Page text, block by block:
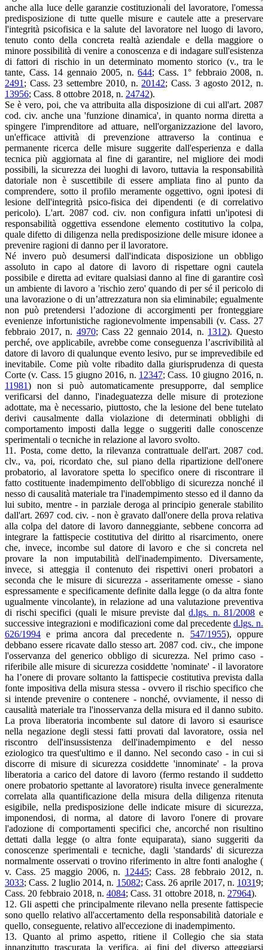
anche alla luce delle garanzie costituzionali del lavoratore, l'omessa
predisposizione di tutte quelle misure e cautele atte a preservare
l'integrità psicofisica e la salute del lavoratore nel luogo di lavoro,
tenuto conto della concreta realtà aziendale e della maggiore o
minore possibilità di venire a conoscenza e di indagare sull'esistenza
di fattori di rischio in un determinato momento storico (v., tra le
tante, Cass. 14 gennaio 2005, n.644; Cass. 1° febbraio 2008, n.
2491 ; Cass. 23 settembre 2010, n. 20142; Cass. 3 agosto 2012, n.
13956; Cass. 8 ottobre 2018, n. 24742).
Se è vero, poi, che va attribuita alla disposizione di cui all'art. 2087
cod. civ. anche una 'funzione dinamica', in quanto norma diretta a
spingere l'imprenditore ad attuare, nell'organizzazione del lavoro,
un'efficace attività di prevenzione attraverso la continua e
permanente ricerca delle misure suggerite dall'esperienza e dalla
tecnica più aggiornata al fine di garantire, nel migliore dei modi
possibili, la sicurezza dei luoghi di lavoro, tuttavia la responsabilità
datoriale non è suscettibile di essere ampliata fino al punto da
comprendere, sotto il profilo meramente oggettivo, ogni ipotesi di
lesione dell'integrità psico-fisica dei dipendenti (e di correlativo
pericolo). L'art. 2087 cod. civ. non configura infatti un'ipotesi di
responsabilità oggettiva essendone elemento costitutivo la colpa,
quale difetto di diligenza nella predisposizione delle misure idonee a
prevenire ragioni di danno per il lavoratore.
Né invero può desumersi dall'indicata disposizione un obbligo
assoluto in capo al datore di lavoro di rispettare ogni cautela
possibile e diretta ad evitare qualsiasi danno al fine di garantire così
un ambiente di lavoro a 'rischio zero' quando di per sé il pericolo di
una lavorazione o di un’attrezzatura non sia eliminabile; egualmente
non può pretendersi l’adozione di accorgimenti per fronteggiare
evenienze infortunistiche ragionevolmente impensabili (v. Cass. 27
febbraio 2017, n. 4970; Cass 22 gennaio 2014, n. 1312). Questo
perché, ove applicabile, avrebbe come conseguenza l’ascrivibilità al
datore di lavoro di qualunque evento lesivo, pur se imprevedibile ed
inevitabile. Come più volte ribadito dalla giurisprudenza di questa
Corte (v. Cass. 15 giugno 2016, n. 12347; Cass. 10 giugno 2016, n.
11981) non si può automaticamente presupporre, dal semplice
verificarsi del danno, l'inadeguatezza delle misure di protezione
adottate, ma è necessario, piuttosto, che la lesione del bene tutelato
derivi causalmente dalla violazione di determinati obblighi di
comportamento imposti dalla legge o suggeriti dalle conoscenze
sperimentali o tecniche in relazione al lavoro svolto.
11. Posta, come detto, la rilevanza contrattuale dell'art. 2087 cod.
clv., va, poi, ricordato che, sul piano della ripartizione dell'onere
probatorio, al lavoratore spetta lo specifico onere di riscontrare il
fatto costituente inadempimento dell'obbligo di sicurezza nonché il
nesso di causalità materiale tra l'inadempimento stesso ed il danno da
lui subito, mentre - in parziale deroga al principio generale stabilito
dall'art. 2697 cod. civ. - non è gravato dall'onere della prova relativa
alla colpa del datore di lavoro danneggiante, sebbene concorra ad
integrare la fattispecie costitutiva del diritto al risarcimento, onere
che, invece, incombe sul datore di lavoro e che si concreta nel
provare la non imputabilità dell'inadempimento. Diversamente,
invece, si atteggia il contenuto dei rispettivi oneri probatori a
seconda che le misure di sicurezza - asseritamente omesse - siano
espressamente e specificamente definite dalla legge (o da altra fonte
ugualmente vincolante), in relazione ad una valutazione preventiva
di rischi specifici (quali le misure previste dald.lgs. n. 81/2008 e
successive integrazioni e modificazioni come dal precedente d.lgs. n.
626/1994 e prima ancora dal precedente n. 547/1955), oppure
debbano essere ricavate dallo stesso art. 2087 cod. civ., che impone
l'osservanza del generico obbligo di sicurezza. Nel primo caso -
riferibile alle misure di sicurezza cosiddette 'nominate' - il lavoratore
ha l’onere di provare soltanto la fattispecie costitutiva prevista dalla
fonte impositiva della misura stessa - ovvero il rischio specifico che
si intende prevenire o contenere - nonché, ovviamente, il nesso di
causalità materiale tra l'inosservanza della misura ed il danno subito.
La prova liberatoria incombente sul datore di lavoro si esaurisce
nella negazione degli stessi fatti provati dal lavoratore, ossia nel
riscontro dell'insussistenza dell'inadempimento e del nesso
eziologico tra quest'ultimo e il danno. Nel secondo caso - in cui si
discorre di misure di sicurezza cosiddette 'innominate' - la prova
liberatoria a carico del datore di lavoro (fermo restando il suddetto
onere probatorio spettante al lavoratore) risulta invece generalmente
correlata alla quantificazione della misura della diligenza ritenuta
esigibile, nella predisposizione delle indicate misure di sicurezza,
imponendosi, di norma, al datore di lavoro l'onere di provare
l'adozione di comportamenti specifici che, ancorché non risultino
dettati dalla legge (o altra fonte equiparata), siano suggeriti da
conoscenze sperimentali e tecniche, dagli 'standards' di sicurezza
normalmente osservati o trovino riferimento in altre fonti analoghe (
v. Cass. 25 maggio 2006, n. 12445; Cass. 28 febbraio 2012, n.
3033; Cass. 2 luglio 2014, n. 15082; Cass. 26 aprile 2017, n. 10319;
Cass. 20 febbraio 2018, n. 4084; Cass. 31 ottobre 2018, n. 27964).
12. Gli aspetti che principalmente rilevano nella presente fattispecie
sono quello relativo all'accertamento della responsabilità datoriale e
quello, conseguente, relativo all'eccezione di inadempimento.
13. Quanto al primo aspetto, ritiene il Collegio che sia stata
innanzitutto trascurata la verifica, ai fini del diverso atteggiarsi